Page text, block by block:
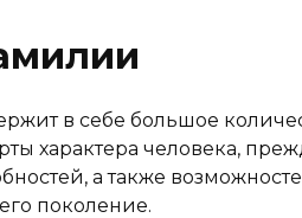
в себе большое
характера человека,
а также
поколение.